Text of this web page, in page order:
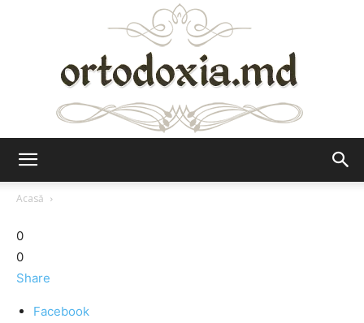
Acasă
0
0
Share
Facebook